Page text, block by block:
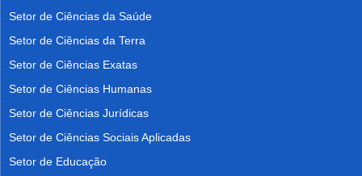
Setor de Ciências da Saúde
Setor de Ciências da Terra
Setor de Ciências Exatas
Setor de Ciências Humanas
Setor de Ciências Jurídicas
Setor de Ciências Sociais Aplicadas
Setor de Educação